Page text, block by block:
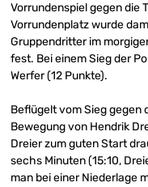
Vorrundenspiel gegen die
Vorrundenplatz wurde
Gruppendritter im
fest. Bei einem Sieg der
Werfer (12 Punkte).
Beflügelt vom Sieg gegen
Bewegung von Hendrik
Dreier zum guten Start
sechs Minuten (15:10,
man bei einer Niederlage